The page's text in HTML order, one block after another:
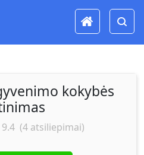
kokybės
9.4 (4 atsiliepimai)